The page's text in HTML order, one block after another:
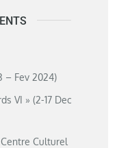
– Fev 2024)
VI » (2-17 Dec
Culturel